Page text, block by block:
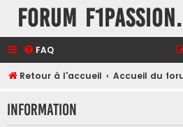
Forum
FAQ
Retour à l'accueil Accueil du
Information